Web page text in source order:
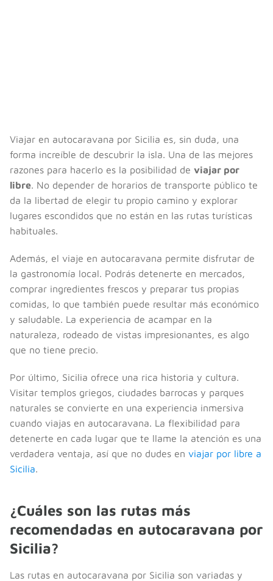
Viajar en autocaravana por Sicilia es, sin duda, una
forma increíble de descubrir la isla. Una de las mejores
razones para hacerlo es la posibilidad de viajar por
libre. No depender de horarios de transporte público te
da la libertad de elegir tu propio camino y explorar
lugares escondidos que no están en las rutas turísticas
habituales.
Además, el viaje en autocaravana permite disfrutar de
la gastronomía local. Podrás detenerte en mercados,
comprar ingredientes frescos y preparar tus propias
comidas, lo que también puede resultar más económico
y saludable. La experiencia de acampar en la
naturaleza, rodeado de vistas impresionantes, es algo
que no tiene precio.
Por último, Sicilia ofrece una rica historia y cultura.
Visitar templos griegos, ciudades barrocas y parques
naturales se convierte en una experiencia inmersiva
cuando viajas en autocaravana. La flexibilidad para
detenerte en cada lugar que te llame la atención es una
verdadera ventaja, así que no dudes en viajar por libre a
Sicilia.
¿Cuáles son las rutas más
recomendadas en autocaravana por
Sicilia?
Las rutas en autocaravana por Sicilia son variadas y